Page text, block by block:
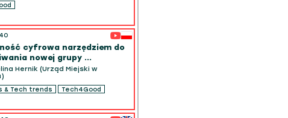
cyfrowa narzędziem do
nowej grupy ...
Hernik (Urząd Miejski w
& Tech trends
Tech4Good